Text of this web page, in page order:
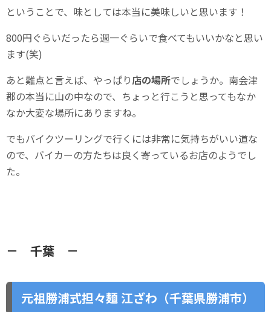
ということで、味としては本当に美味しいと思います！
800円ぐらいだったら週一ぐらいで食べてもいいかなと思い
ます(笑)
あと難点と言えば、やっぱり店の場所でしょうか。南会津
郡の本当に山の中なので、ちょっと行こうと思ってもなか
なか大変な場所にありますね。
でもバイクツーリングで行くには非常に気持ちがいい道な
ので、バイカーの方たちは良く寄っているお店のようでし
た。
－ 千葉 －
元祖勝浦式担々麺 江ざわ（千葉県勝浦市）